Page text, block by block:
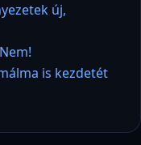
új,
is kezdetét